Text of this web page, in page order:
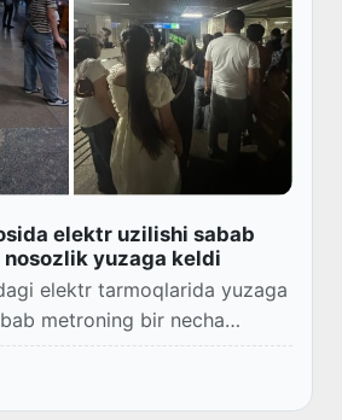
elektr uzilishi sabab
yuzaga keldi
elektr tarmoqlarida yuzaga
metroning bir necha
muddatli nosozlik kuzatildi.